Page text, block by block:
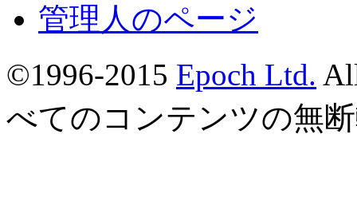
管理人のページ
©1996-2015 Epoch Ltd.
べてのコンテンツの無